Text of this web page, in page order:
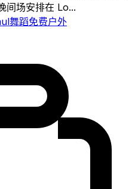
间场安排在 Lo...
舞蹈免费户外